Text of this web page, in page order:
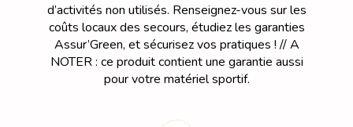
d’activités non utilisés. Renseignez-vous sur les
coûts locaux des secours, étudiez les garanties
Assur’Green, et sécurisez vos pratiques ! // A
NOTER : ce produit contient une garantie aussi
pour votre matériel sportif.